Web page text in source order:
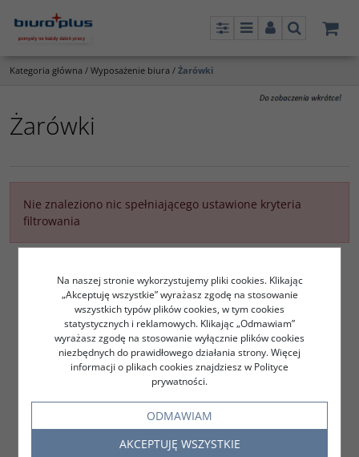
PanelMenuPanelSzukaj
Kategoria główna / Wyposażenie biura / Żarówki
Żarówki
Nie znaleziono nic spełniającego ustawione kryteria
filtrowania
Na naszej stronie wykorzystujemy pliki cookies. Klikając
„Akceptuję wszystkie” wyrażasz zgodę na stosowanie
wszystkich typów plików cookies, w tym cookies
statystycznych i reklamowych. Klikając „Odmawiam”
wyrażasz zgodę na stosowanie wyłącznie plików cookies
niezbędnych do prawidłowego działania strony. Więcej
informacji o plikach cookies znajdziesz w Polityce
prywatności.
ODMAWIAM
AKCEPTUJĘ WSZYSTKIE